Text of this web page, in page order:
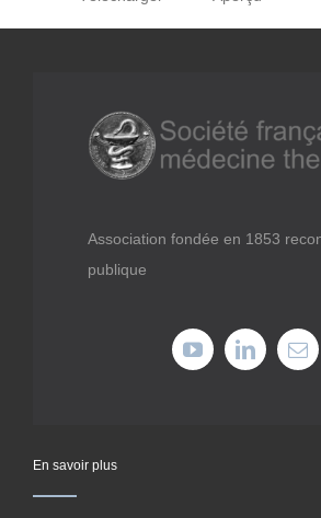
Actualités
Médiathèque
Recherche
Offres professionnelles
Cotiser
Association fondée en 1853
publique
En savoir plus